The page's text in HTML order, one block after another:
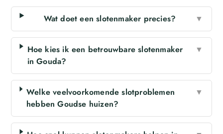
Wat doet een slotenmaker precies? ▼
Hoe kies ik een betrouwbare slotenmaker
in Gouda?
▼
Welke veelvoorkomende slotproblemen
hebben Goudse huizen?
▼